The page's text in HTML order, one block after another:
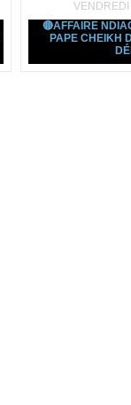
🔴AFFAIRE
PAPE CHEIKH